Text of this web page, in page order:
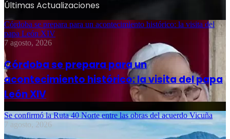
Últimas Actualizaciones
Córdoba se prepara para un acontecimiento histórico: la visita del
papa León XIV
7 agosto, 2026
Córdoba se prepara para un
acontecimiento histórico: la visita del papa
León XIV
Se confirmó la Ruta 40 Norte entre las obras del acuerdo Vicuña
7 agosto, 2026